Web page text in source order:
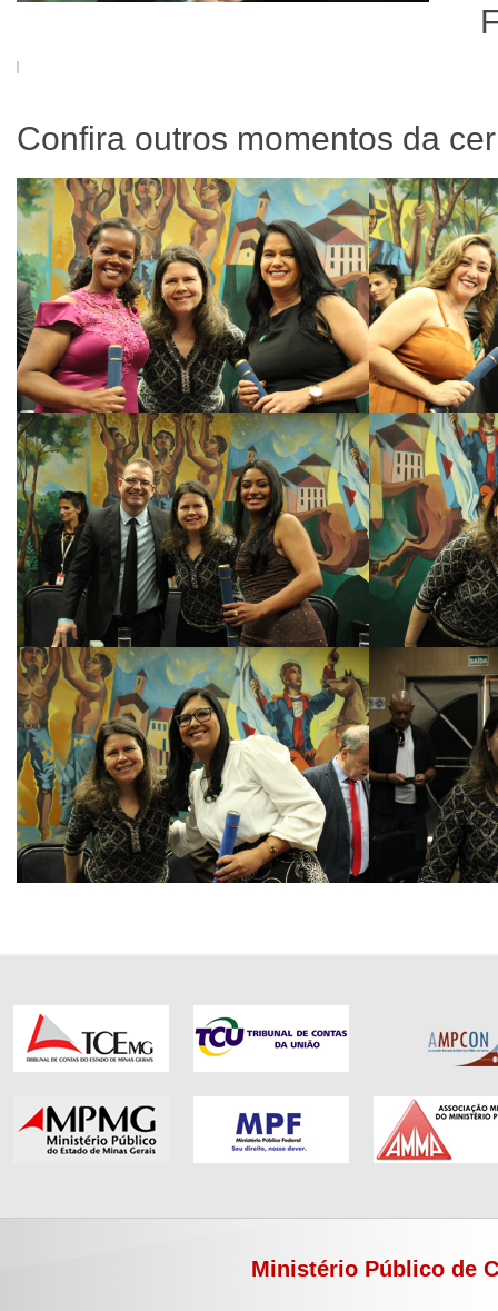
Confira outros momentos da
Ministério Público de